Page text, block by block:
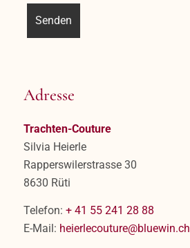
Adresse
Trachten-Couture
Silvia Heierle
Rapperswilerstrasse 30
8630 Rüti
Telefon: + 41 55 241 28 88
E-Mail: heierlecouture@bluewin.ch